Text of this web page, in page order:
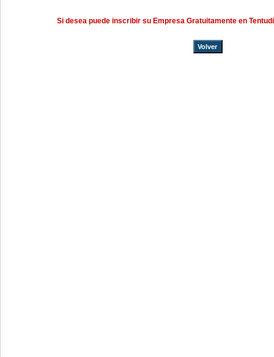
Si desea puede inscribir su Empresa Gratuitamente en
Volver